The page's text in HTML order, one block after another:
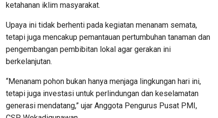
ketahanan iklim masyarakat.
Upaya ini tidak berhenti pada kegiatan menanam semata,
tetapi juga mencakup pemantauan pertumbuhan tanaman dan
pengembangan pembibitan lokal agar gerakan ini
berkelanjutan.
“Menanam pohon bukan hanya menjaga lingkungan hari ini,
tetapi juga investasi untuk perlindungan dan keselamatan
generasi mendatang,” ujar Anggota Pengurus Pusat PMI,